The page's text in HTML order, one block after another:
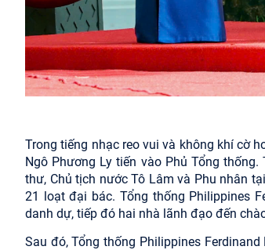
Trong tiếng nhạc reo vui và không khí cờ
Ngô Phương Ly tiến vào Phủ Tổng
thư, Chủ tịch nước Tô Lâm và Phu nhân
21 loạt đại bác. Tổng thống Philippines
danh dự, tiếp đó hai nhà lãnh đạo đến
Sau đó, Tổng thống Philippines